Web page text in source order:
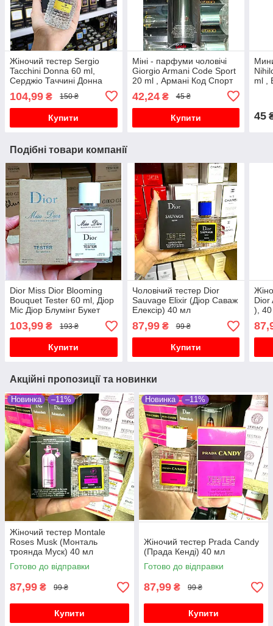
Жіночий тестер Sergio
Tacchini Donna 60 ml,
Серджіо Таччині Донна
104,99 ₴ 150 ₴
Купити
Міні - парфуми чоловічі
Giorgio Armani Code Sport
20 ml , Армані Код Спорт
42,24₴ 45 ₴
Купити
ml ,
45
Подібні товари компанії
Dior Miss Dior Blooming
Bouquet Tester 60 ml, Діор
Міс Діор Блумінг Букет
жіночі парфуми
103,99 ₴ 193 ₴
Купити
Чоловічий тестер Dior
Sauvage Elixir (Діор Саваж
Елексір) 40 мл
87,99₴ 99 ₴
Купити
Dior
),
Акційні пропозиції та новинки
Новинка –11%
Жіночий тестер Montale
Roses Musk (Монталь
троянда Муск) 40 мл
Готово до відправки
87,99 ₴ 99 ₴
Купити
Новинка –11%
Жіночий тестер Prada Candy
(Прада Кенді) 40 мл
Готово до відправки
87,99 ₴ 99 ₴
Купити